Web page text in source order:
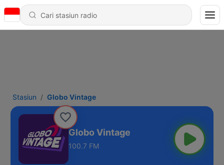
Stasiun Globo Vintage
Globo Vintage
100.7 FM